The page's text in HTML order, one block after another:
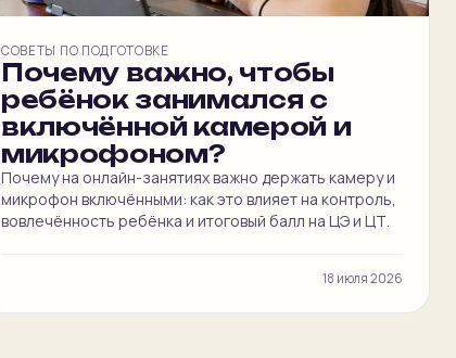
СОВЕТЫ ПО ПОДГОТОВКЕ
Почему важно, чтобы
ребёнок занимался с
включённой камерой и
микрофоном?
Почему на онлайн-занятиях важно держать камеру и
микрофон включёнными: как это влияет на контроль,
вовлечённость ребёнка и итоговый балл на ЦЭ и ЦТ.
18 июля 2026